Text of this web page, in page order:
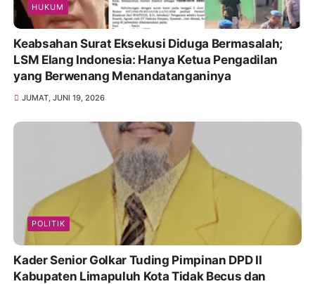
HUKUM
Keabsahan Surat Eksekusi Diduga Bermasalah;
LSM Elang Indonesia: Hanya Ketua Pengadilan
yang Berwenang Menandatanganinya
JUMAT, JUNI 19, 2026
POLITIK
Kader Senior Golkar Tuding Pimpinan DPD II
Kabupaten Limapuluh Kota Tidak Becus dan